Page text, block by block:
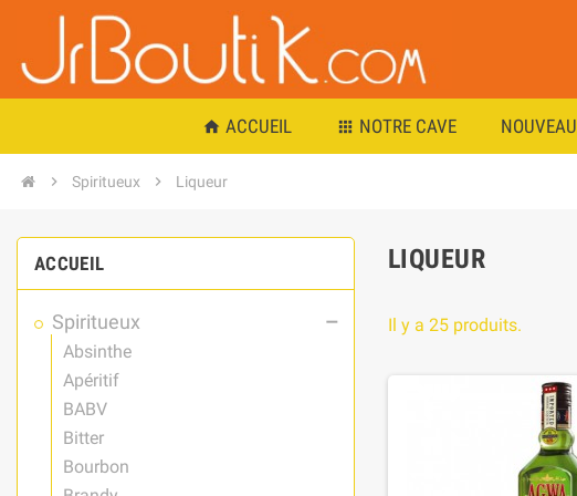
home ACCUEIL apps NOTRE CAVE
chevron_right Spiritueux chevron_right Liqueur
ACCUEIL
Spiritueux remove
Absinthe
Apéritif
BABV
Bitter
Bourbon
LIQUEUR
Il y a 25 produits.